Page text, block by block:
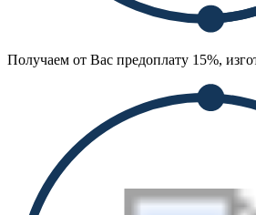
Получаем от Вас предоплату 15%,